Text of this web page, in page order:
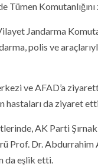
Tümen
Jandarma
polis ve
ve AFAD’a
hastaları da ziyaret
AK Parti
Prof. Dr. Abdurrahim
da eşlik etti.